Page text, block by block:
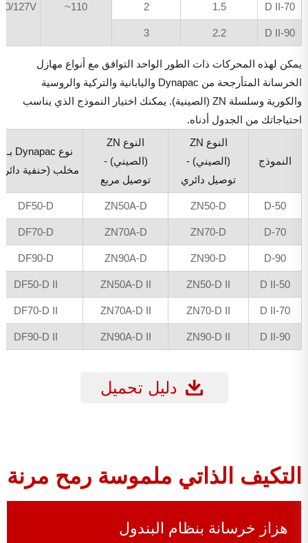
110~
127V 70-D II
1.5
2
90-D II
2.2
3
يمكن لهذه المحركات ذات الطور الواحد التوافق مع أنواع مهازل
الخرسانة المتأرجحة من Dynapac واليابانية والتركية والروسية
والكورية وسلسلة ZN (الصينية). يمكنك اختيار النموذج الذي يناسب
احتياجاتك من الجدول أدناه.
النموذج
النوع
(الصيني) -
توصيل دائري
النوع
(الصيني) -
توصيل مربع
نوع بـ2
مخلب (حنفية
50-D
ZN50-D
ZN50A-D
DF50-D
70-D
ZN70-D
ZN70A-D
DF70-D
90-D
ZN90-D
ZN90A-D
DF90-D
50-D II
ZN50-D II
ZN50A-D II
DF50-D II
70-D II
ZN70-D II
ZN70A-D II
DF70-D II
90-D II
ZN90-D II
ZN90A-D II
DF90-D II
دليل تحميل
التكيف الذاتي ملموسة رمح مرنة
هزاز خرسانة بنظام البندول